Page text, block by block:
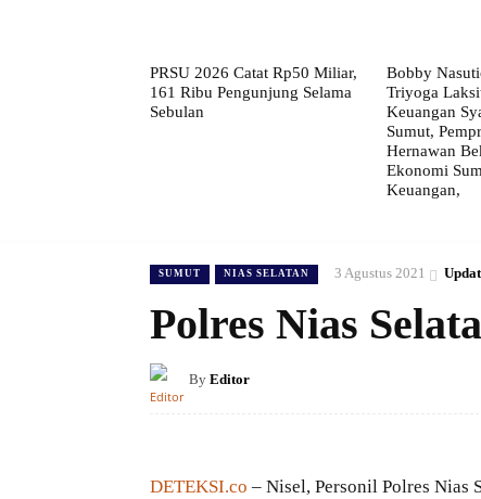
PRSU 2026 Catat Rp50 Miliar,
161 Ribu Pengunjung Selama
Sebulan
Bobby
Triyoga
Keuangan
Sumut,
Hernawan
Ekonomi
Keuangan,
SUMUT NIAS SELATAN 3 Agustus 2021
Polres Nias
By Editor
DETEKSI.co – Nisel, Personil Polres Nias